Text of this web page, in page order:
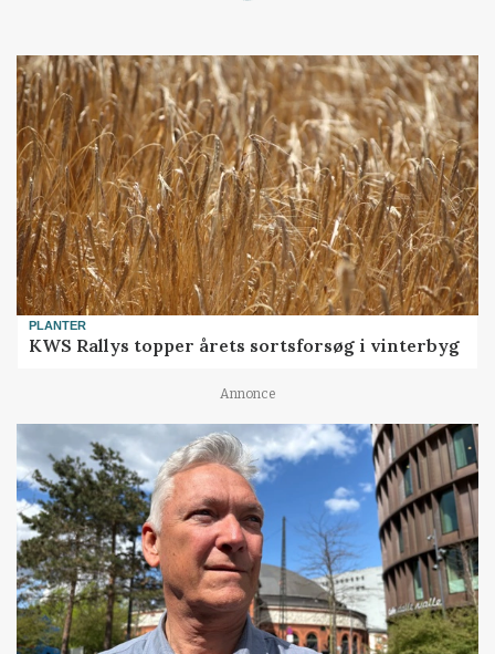
PLANTER
KWS Rallys topper årets sortsforsøg i vinterbyg
Annonce